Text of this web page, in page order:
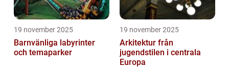
19 november 2025
Barnvänliga labyrinter
och temaparker
19 november 2025
Arkitektur från
jugendstilen i centrala
Europa